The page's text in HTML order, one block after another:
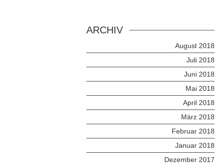
ARCHIV
August 2018
Juli 2018
Juni 2018
Mai 2018
April 2018
März 2018
Februar 2018
Januar 2018
Dezember 2017